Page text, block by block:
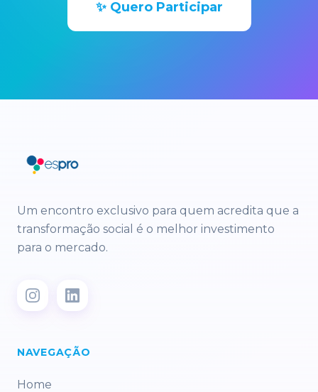
✨ Quero Participar
Um encontro exclusivo para quem acredita que a
transformação social é o melhor investimento
para o mercado.
NAVEGAÇÃO
Home